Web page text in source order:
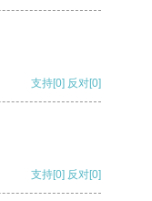
支持[0] 反对[0]
支持[0] 反对[0]